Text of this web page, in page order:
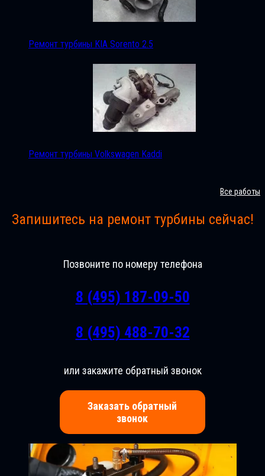
Ремонт турбины KIA Sorento 2.5
Ремонт турбины Volkswagen Kaddi
Все работы
Запишитесь на ремонт турбины сейчас!
Позвоните по номеру телефона
8 (495) 187-09-50
8 (495) 488-70-32
или закажите обратный звонок
Заказать обратный
звонок